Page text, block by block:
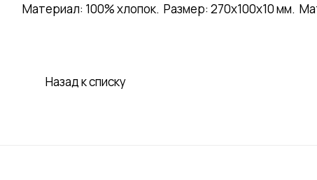
Материал: 100% хлопок. Размер: 270х100х10 мм.
Назад к списку